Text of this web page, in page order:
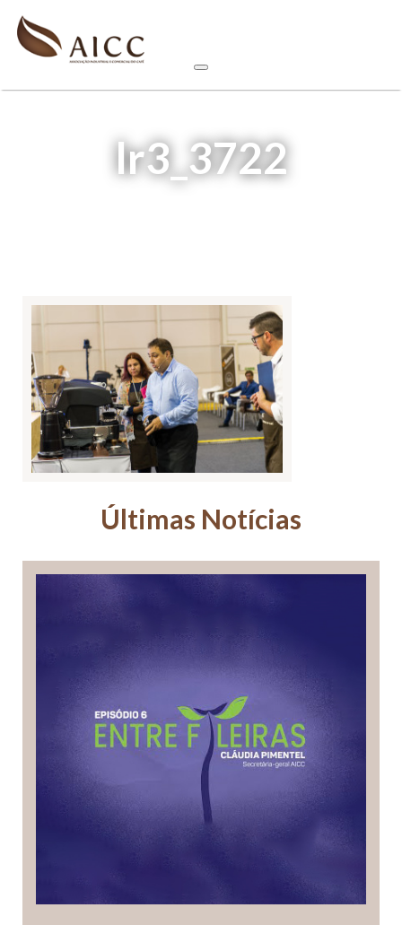
lr3_3722
Últimas Notícias